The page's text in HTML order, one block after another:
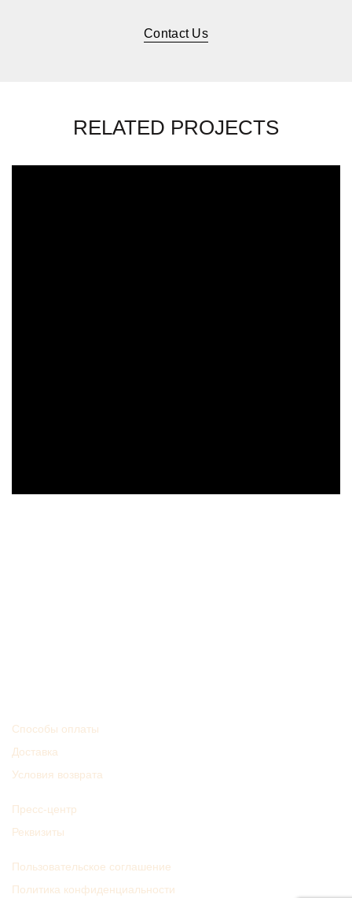
Contact Us
RELATED PROJECTS
Способы оплаты
Доставка
Условия возврата
Пресс-центр
Реквизиты
Пользовательское соглашение
Политика конфиденциальности